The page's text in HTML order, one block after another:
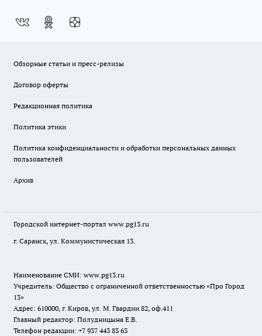
Обзорные статьи и пресс-релизы
Договор оферты
Редакционная политика
Политика этики
Политика конфиденциальности и обработки персональных данных
пользователей
Архив
Городской интернет-портал www.pg13.ru
г. Саранск, ул. Коммунистическая 13.
Наименование СМИ: www.pg13.ru
Учредитель: Общество с ограниченной ответственностью «Про Город
13»
Адрес: 610000, г. Киров, ул. М. Гвардии 82, оф.411
Главный редактор: Полудницына Е.В.
Телефон редакции: +7 937 443 83 63